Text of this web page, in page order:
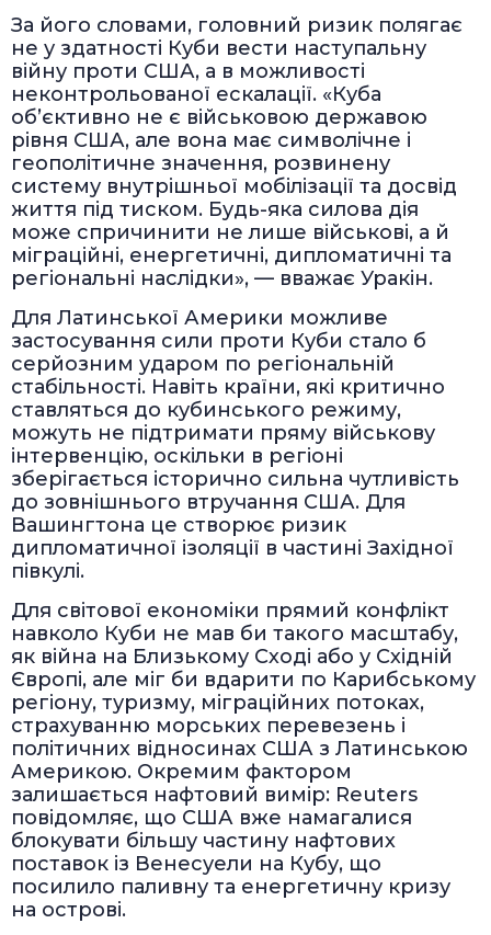
За його словами, головний ризик полягає
не у здатності Куби вести наступальну
війну проти США, а в можливості
неконтрольованої ескалації. «Куба
об’єктивно не є військовою державою
рівня США, але вона має символічне і
геополітичне значення, розвинену
систему внутрішньої мобілізації та досвід
життя під тиском. Будь-яка силова дія
може спричинити не лише військові, а й
міграційні, енергетичні, дипломатичні та
регіональні наслідки», — вважає Уракін.
Для Латинської Америки можливе
застосування сили проти Куби стало б
серйозним ударом по регіональній
стабільності. Навіть країни, які критично
ставляться до кубинського режиму,
можуть не підтримати пряму військову
інтервенцію, оскільки в регіоні
зберігається історично сильна чутливість
до зовнішнього втручання США. Для
Вашингтона це створює ризик
дипломатичної ізоляції в частині Західної
півкулі.
Для світової економіки прямий конфлікт
навколо Куби не мав би такого масштабу,
як війна на Близькому Сході або у Східній
Європі, але міг би вдарити по Карибському
регіону, туризму, міграційних потоках,
страхуванню морських перевезень і
політичних відносинах США з Латинською
Америкою. Окремим фактором
залишається нафтовий вимір: Reuters
повідомляє, що США вже намагалися
блокувати більшу частину нафтових
поставок із Венесуели на Кубу, що
посилило паливну та енергетичну кризу
на острові.